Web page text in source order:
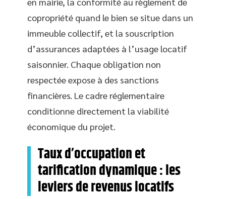
copropriété quand le bien se situe dans un
immeuble collectif, et la souscription
d’assurances adaptées à l’usage locatif
saisonnier. Chaque obligation non
respectée expose à des sanctions
financières. Le cadre réglementaire
conditionne directement la viabilité
économique du projet.
Taux d’occupation et
tarification dynamique : les
leviers de revenus locatifs